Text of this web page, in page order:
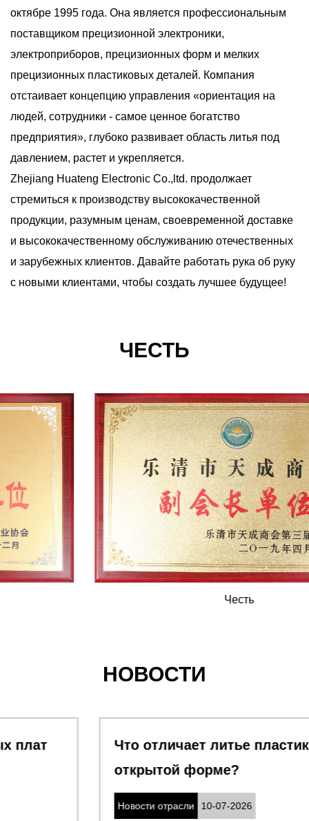
октябре 1995 года. Она является профессиональным
поставщиком прецизионной электроники,
электроприборов, прецизионных форм и мелких
прецизионных пластиковых деталей. Компания
отстаивает концепцию управления «ориентация на
людей, сотрудники - самое ценное богатство
предприятия», глубоко развивает область литья под
давлением, растет и укрепляется.
Zhejiang Huateng Electronic Co.,ltd. продолжает
стремиться к производству высококачественной
продукции, разумным ценам, своевременной доставке
и высококачественному обслуживанию отечественных
и зарубежных клиентов. Давайте работать рука об руку
с новыми клиентами, чтобы создать лучшее будущее!
ЧЕСТЬ
НОВОСТИ
Что отличает литье пластика PPS в
открытой форме
10-07-2026